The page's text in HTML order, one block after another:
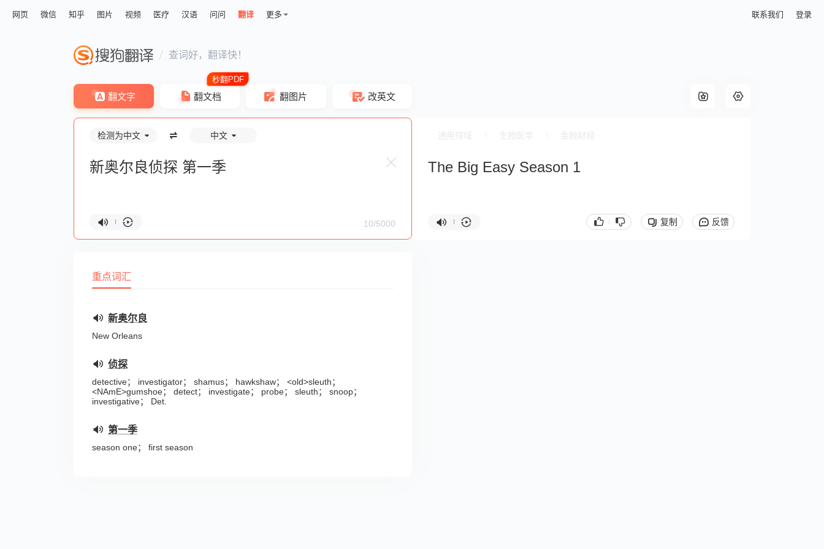
网页 微信 知乎 图片 视频 医疗 汉语 问问 翻译 更多 联系我们 登录
查词好，翻译快！
翻文字 翻文档 翻图片 改英文
检测为中文 中文
10/5000
The Big Easy Season 1
复制 反馈
重点词汇
新奥尔良
New Orleans
侦探
detective； investigator； shamus； hawkshaw； <old>sleuth；
<NAmE>gumshoe； detect； investigate； probe； sleuth； snoop；
investigative； Det.
第一季
season one； first season